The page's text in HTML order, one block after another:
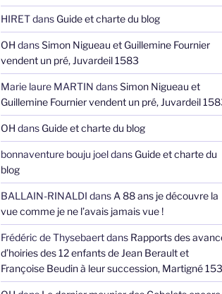
HIRETdans Guide et charte du blog
OH dansSimon Nigueau et Guillemine Fournier
vendent un pré, Juvardeil 1583
Marie laure MARTIN dansSimon Nigueau et
Guillemine Fournier vendent un pré, Juvardeil
OH dans Guide et charte du blog
bonnaventure bouju joeldans Guide et charte du
blog
BALLAIN-RINALDI dans A 88 ans je découvre la
vue comme je ne l’avais jamais vue !
Frédéric de Thysebaertdans Rapports des
d’hoiries des 12 enfants de Jean Berault et
Françoise Beudin à leur succession, Martigné